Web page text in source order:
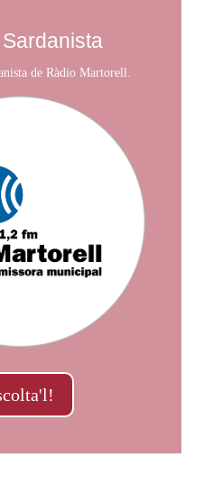
de Ràdio Martorell.